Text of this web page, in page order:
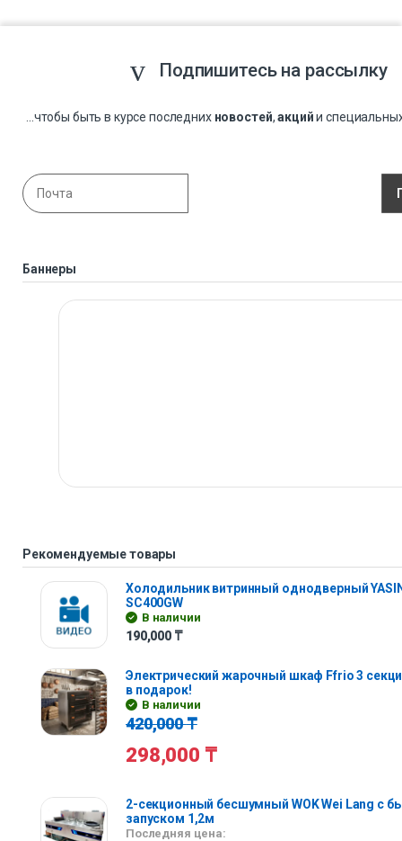
Подпишитесь на рассылку
...чтобы быть в курсе последних новостей,акцийи
Баннеры
Рекомендуемые товары
Холодильник витринный однодверный
SC400GW
В наличии
190,000 ₸
Электрический жарочный шкаф Ffrio 3
в подарок!
В наличии
420,000₸
298,000 ₸
2-секционный бесшумный WOK Wei Lang с
запуском 1,2м
Последняя цена: